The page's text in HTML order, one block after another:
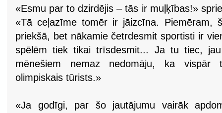
«Esmu par to dzirdējis – tās ir muļķības!»
«Tā ceļazīme tomēr ir jāizcīna. Piemēram,
priekšā, bet nākamie četrdesmit sportisti ir
spēlēm tiek tikai trīsdesmit... Ja tu tiec,
mēnešiem nemaz nedomāju, ka vispār
olimpiskais tūrists.»
«Ja godīgi, par šo jautājumu vairāk